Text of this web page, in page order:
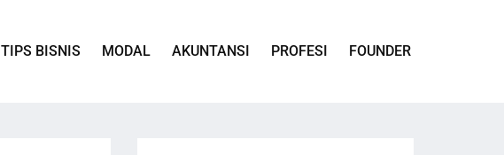
TIPS BISNIS MODAL AKUNTANSI PROFESI FOUNDER